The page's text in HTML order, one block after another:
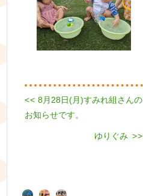
投
稿
ー
Previous
post:
<< 8月28日(月)すみれ組さんの
お知らせです。
Next
ゆりぐみ >>